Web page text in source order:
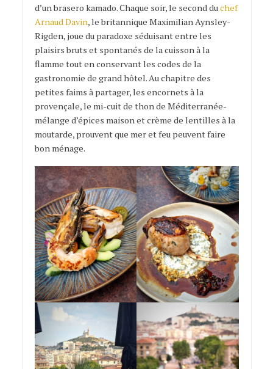
d’un brasero kamado. Chaque soir, le second duchef
Arnaud Davin, le britannique Maximilian Aynsley-
Rigden, joue du paradoxe séduisant entre les
plaisirs bruts et spontanés de la cuisson à la
flamme tout en conservant les codes de la
gastronomie de grand hôtel. Au chapitre des
petites faims à partager, les encornets à la
provençale, le mi-cuit de thon de Méditerranée-
mélange d’épices maison et crème de lentilles à la
moutarde, prouvent que mer et feu peuvent faire
bon ménage.